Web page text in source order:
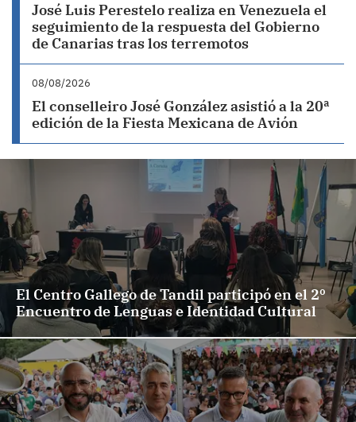
José Luis Perestelo realiza en Venezuela el
seguimiento de la respuesta del Gobierno
de Canarias tras los terremotos
08/08/2026
El conselleiro José González asistió a la 20ª
edición de la Fiesta Mexicana de Avión
El Centro Gallego de Tandil participó en el 2º
Encuentro de Lenguas e Identidad Cultural